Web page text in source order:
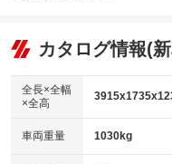
リフトアップ
：装備なし
：装備なし
パワーウィンドウ
アイドリングストップ
：装備なし
ビジュアル
：装備なし
：装備あり
革シート
キーレス
カタログ情報(
全長×全幅
×全高
車両重量 1030kg